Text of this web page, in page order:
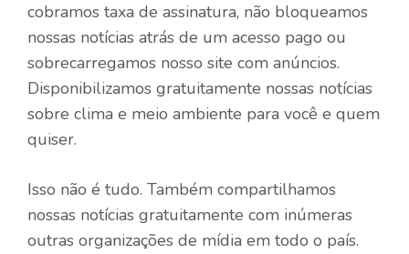
cobramos taxa de assinatura, não bloqueamos
nossas notícias atrás de um acesso pago ou
sobrecarregamos nosso site com anúncios.
Disponibilizamos gratuitamente nossas notícias
sobre clima e meio ambiente para você e quem
quiser.
Isso não é tudo. Também compartilhamos
nossas notícias gratuitamente com inúmeras
outras organizações de mídia em todo o país.